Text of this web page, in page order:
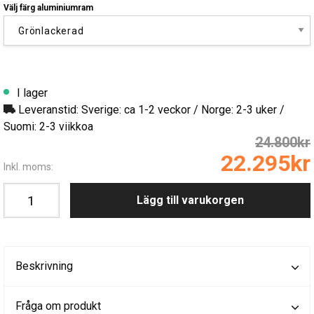
Välj färg aluminiumram
I lager
Leveranstid: Sverige: ca 1-2 veckor / Norge: 2-3 uker /
Suomi: 2-3 viikkoa
Inkl. moms:
24.800kr
22.295kr
Lägg till varukorgen
Beskrivning
Fråga om produkt